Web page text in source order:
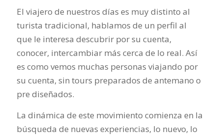
El viajero de nuestros días es muy distinto al
turista tradicional, hablamos de un perfil al
que le interesa descubrir por su cuenta,
conocer, intercambiar más cerca de lo real. Así
es como vemos muchas personas viajando por
su cuenta, sin tours preparados de antemano o
pre diseñados.
La dinámica de este movimiento comienza en la
búsqueda de nuevas experiencias, lo nuevo, lo